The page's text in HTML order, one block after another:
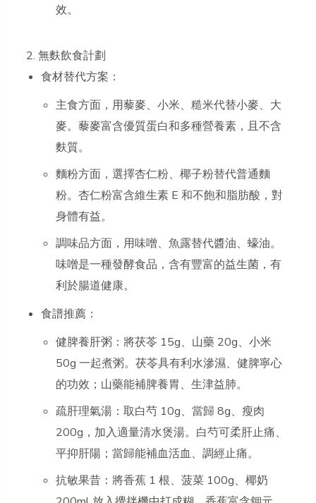
效。
2. 無麩飲食計劃
食材替代方案：
主食方面，用藜麥、小米、糙米代替小麥、大
麥。藜麥富含優質蛋白和多種營養素，且不含
麩質。
麵粉方面，選擇杏仁粉、椰子粉替代普通麵
粉。杏仁粉富含維生素 E 和不飽和脂肪酸，對
身體有益。
調味品方面，用味噌、魚露替代醬油、蠔油。
味噌是一種發酵食品，含有豐富的益生菌，有
利於腸道健康。
食譜推薦：
健脾養肝粥：將茯苓 15g、山藥 20g、小米
50g 一起煮粥。茯苓具有利水滲濕、健脾寧心
的功效；山藥能補脾養胃、生津益肺。
疏肝理氣湯：取白芍 10g、當歸 8g、瘦肉
200g，加入適量清水煲湯。白芍可柔肝止痛、
平抑肝陽；當歸能補血活血、調經止痛。
抗敏果昔：將香蕉 1 根、菠菜 100g、椰奶